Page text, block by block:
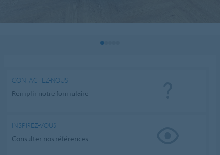
CONTACTEZ-NOUS
Remplir notre formulaire
INSPIREZ-VOUS
Consulter nos références